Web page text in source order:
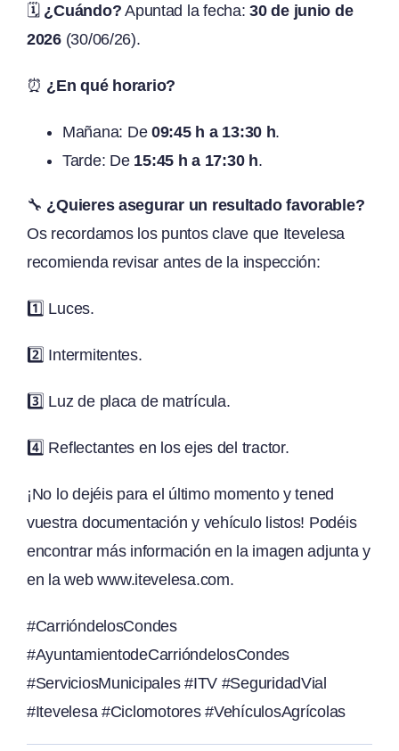
🗓️ ¿Cuándo? Apuntad la fecha:30 de junio de
2026(30/06/26).
⏰ ¿En qué horario?
Mañana: De09:45 h a 13:30 h.
Tarde: De 15:45 h a 17:30 h.
🔧 ¿Quieres asegurar un resultado favorable?
Os recordamos los puntos clave que Itevelesa
recomienda revisar antes de la inspección:
1️⃣ Luces.
2️⃣ Intermitentes.
3️⃣ Luz de placa de matrícula.
4️⃣ Reflectantes en los ejes del tractor.
¡No lo dejéis para el último momento y tened
vuestra documentación y vehículo listos! Podéis
encontrar más información en la imagen adjunta y
en la webwww.itevelesa.com.
#CarrióndelosCondes
#AyuntamientodeCarrióndelosCondes
#ServiciosMunicipales #ITV #SeguridadVial
#Itevelesa #Ciclomotores #VehículosAgrícolas